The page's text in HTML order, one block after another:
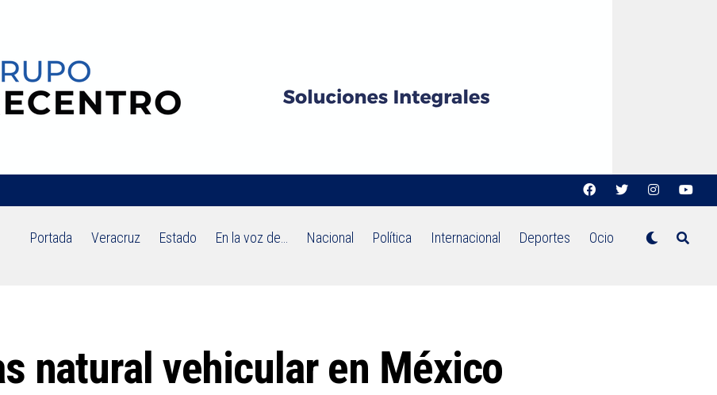
Portada Veracruz Estado En la voz de… Nacional Política Internacional Deportes Ocio
natural vehicular en México